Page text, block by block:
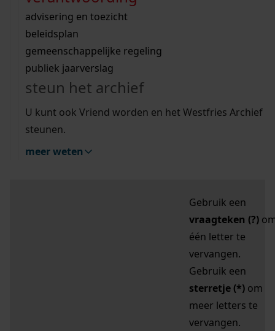
bouwvergunningen
omgevingsvergunningen
vergunningen
beeld en geluid
uitleg nodig?
Wij helpen u op weg met een aantal zoektips.
bekijk alle zoektips
Wij helpen u op weg met een aantal zoektips.
bekijk alle zoektips
bekijk ons geschiedenislokaal
advisering en toezicht
beleidsplan
gemeenschappelijke regeling
publiek jaarverslag
steun het archief
U kunt ook Vriend worden en het Westfries Archief
steunen.
meer weten
zoektips
Mijn Studiezaal (inloggen)
uw zoekopdracht te
Gebruik een
vraagteken (?)
één letter te
vervangen.
Gebruik een
sterretje (*) om
meer letters te
vervangen.